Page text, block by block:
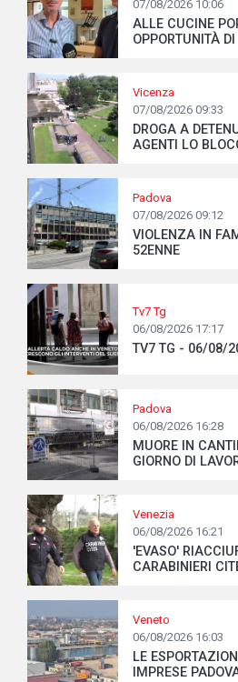
07/08/2026 10:06
ALLE CUCINE
OPPORTUNITÀ
Vicenza
07/08/2026 09:33
DROGA A
AGENTI LO
Padova
07/08/2026 09:12
VIOLENZA IN
52ENNE
Tv7 Tg
06/08/2026 17:17
TV7 TG - 06/08/
Padova
06/08/2026 16:28
MUORE IN
GIORNO DI
Venezia
06/08/2026 16:21
'EVASO'
CARABINIERI
Veneto
06/08/2026 16:03
LE
IMPRESE